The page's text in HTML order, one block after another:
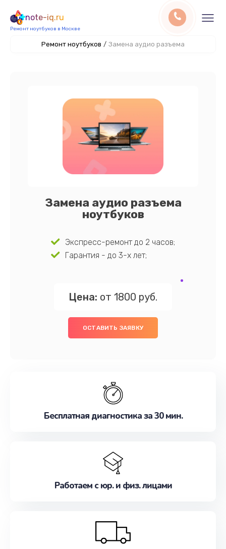
note-iq.ru
Ремонт ноутбуков в Москве
Ремонт ноутбуков / Замена аудио разъема
Замена аудио разъема
ноутбуков
Экспресс-ремонт до 2 часов;
Гарантия - до 3-х лет;
Цена: от 1800 руб.
ОСТАВИТЬ ЗАЯВКУ
Бесплатная диагностика за 30 мин.
Работаем с юр. и физ. лицами